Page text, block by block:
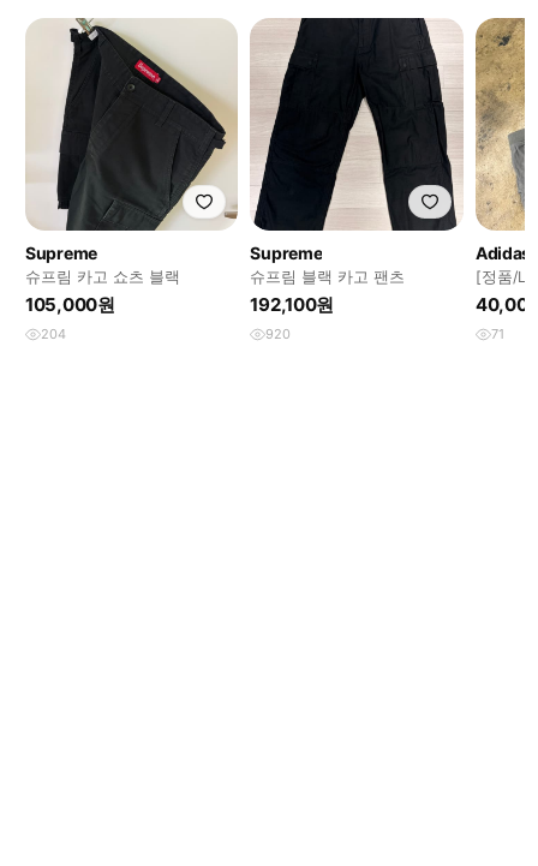
Supreme
슈프림 카고 쇼츠 블랙
105,000원
204
Supreme
슈프림 블랙 카고 팬츠
192,100원
920
Adidas
[정품/L]
바지
71